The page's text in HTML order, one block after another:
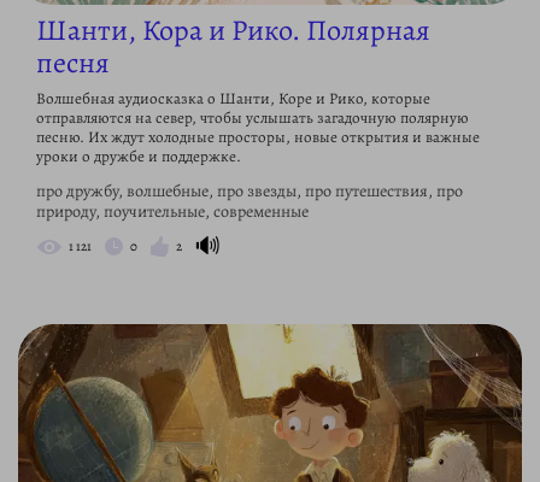
Шанти, Кора и Рико. Полярная
песня
Волшебная аудиосказка о Шанти, Коре и Рико, которые
отправляются на север, чтобы услышать загадочную полярную
песню. Их ждут холодные просторы, новые открытия и важные
уроки о дружбе и поддержке.
про дружбу, волшебные, про звезды, про путешествия, про
природу, поучительные, современные
1 121 0 2 🔊